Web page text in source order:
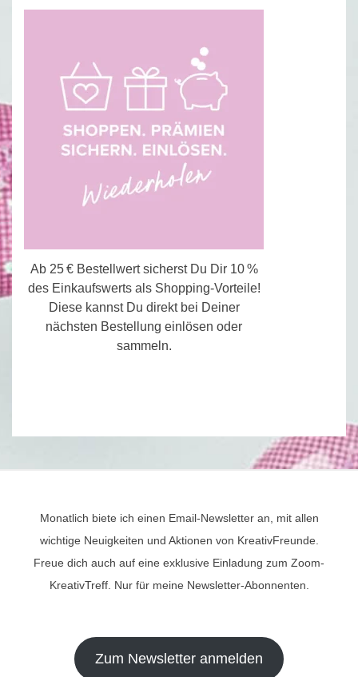
Ab 25 € Bestellwert sicherst Du Dir 10 %
des Einkaufswerts als Shopping-Vorteile!
Diese kannst Du direkt bei Deiner
nächsten Bestellung einlösen oder
sammeln.
Monatlich biete ich einen Email-Newsletter an, mit allen
wichtige Neuigkeiten und Aktionen von KreativFreunde.
Freue dich auch auf eine exklusive Einladung zum Zoom-
KreativTreff. Nur für meine Newsletter-Abonnenten.
Zum Newsletter anmelden